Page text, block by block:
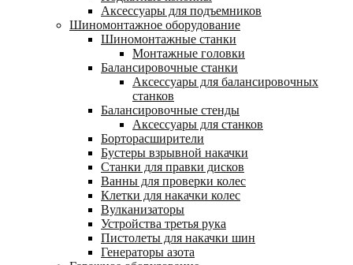
Аксессуары для подъемников
Шиномонтажное оборудование
Шиномонтажные станки
Монтажные головки
Балансировочные станки
Аксессуары для балансировочных
станков
Балансировочные стенды
Аксессуары для станков
Борторасширители
Бустеры взрывной накачки
Станки для правки дисков
Ванны для проверки колес
Клетки для накачки колес
Вулканизаторы
Устройства третья рука
Пистолеты для накачки шин
Генераторы азота